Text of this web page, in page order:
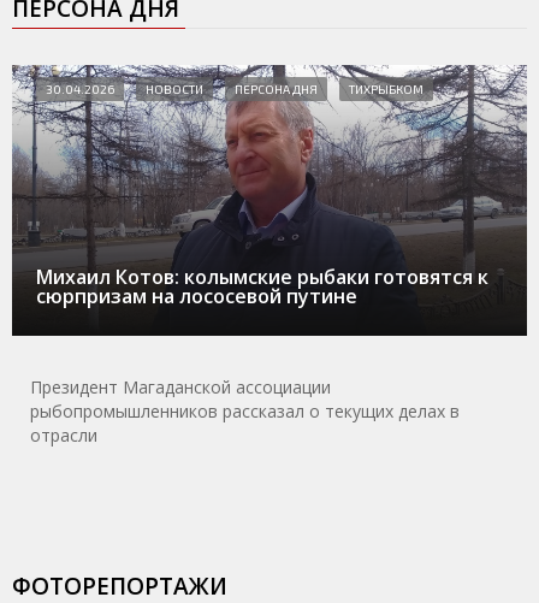
ПЕРСОНА ДНЯ
Михаил Котов: колымские рыбаки готовятся к
сюрпризам на лососевой путине
30.04.2026 НОВОСТИ ПЕРСОНА ДНЯ ТИХРЫБКОМ
Президент Магаданской ассоциации
рыбопромышленников рассказал о текущих делах в
отрасли
ФОТОРЕПОРТАЖИ